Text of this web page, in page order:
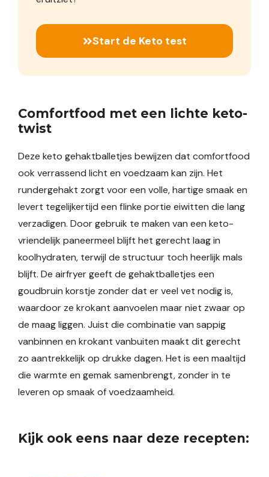
Start de Keto test
Comfortfood met een lichte keto-
twist
Deze keto gehaktballetjes bewijzen dat comfortfood
ook verrassend licht en voedzaam kan zijn. Het
rundergehakt zorgt voor een volle, hartige smaak en
levert tegelijkertijd een flinke portie eiwitten die lang
verzadigen. Door gebruik te maken van een keto-
vriendelijk paneermeel blijft het gerecht laag in
koolhydraten, terwijl de structuur toch heerlijk mals
blijft. De airfryer geeft de gehaktballetjes een
goudbruin korstje zonder dat er veel vet nodig is,
waardoor ze krokant aanvoelen maar niet zwaar op
de maag liggen. Juist die combinatie van sappig
vanbinnen en krokant vanbuiten maakt dit gerecht
zo aantrekkelijk op drukke dagen. Het is een maaltijd
die warmte en gemak samenbrengt, zonder in te
leveren op smaak of voedzaamheid.
Kijk ook eens naar deze recepten: